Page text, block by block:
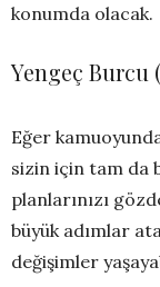
konumda olacak.
Yengeç Burcu
Eğer
sizin için tam da
planlarınızı
büyük adımlar
değişimler